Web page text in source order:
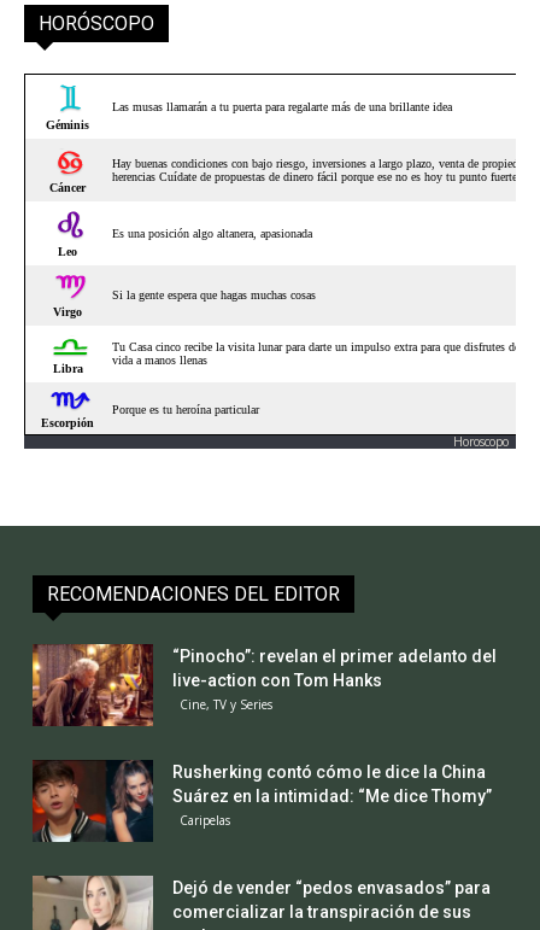
HORÓSCOPO
Horoscopo
RECOMENDACIONES DEL EDITOR
“Pinocho”: revelan el primer adelanto del
live-action con Tom Hanks
Cine, TV y Series
Rusherking contó cómo le dice la China
Suárez en la intimidad: “Me dice Thomy”
Caripelas
Dejó de vender “pedos envasados” para
comercializar la transpiración de sus